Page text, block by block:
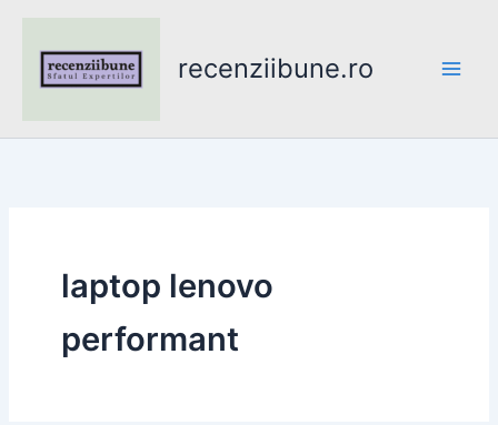
content
recenziibune.ro
laptop lenovo
performant